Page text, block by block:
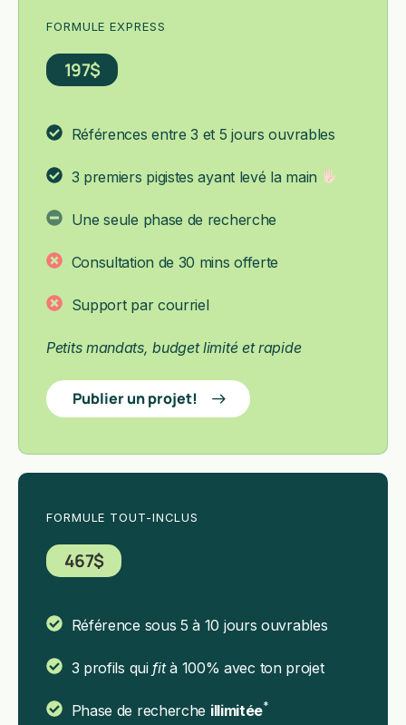
FORMULE EXPRESS
197$
Références entre 3 et 5 jours ouvrables
3 premiers pigistes ayant levé la main
Une seule phase de recherche
Consultation de 30 mins offerte
Support par courriel
Petits mandats, budget limité et rapide
Publier un projet!
FORMULE TOUT-INCLUS
467$
Référence sous 5 à 10 jours ouvrables
3 profils quifità 100% avec ton projet
Phase de recherche illimitée*